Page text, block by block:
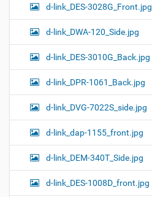
d-link_DES-3028G_Front.jpg
d-link_DWA-120_Side.jpg
d-link_DES-3010G_Back.jpg
d-link_DPR-1061_Back.jpg
d-link_DVG-7022S_side.jpg
d-link_dap-1155_front.jpg
d-link_DEM-340T_Side.jpg
d-link_DES-1008D_front.jpg